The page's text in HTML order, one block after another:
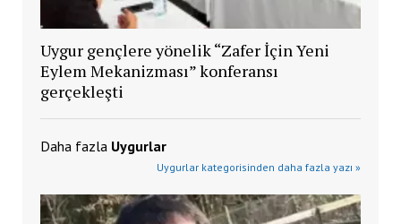
Uygur gençlere yönelik “Zafer İçin Yeni
Eylem Mekanizması” konferansı
gerçekleşti
Daha fazla Uygurlar
Uygurlar kategorisinden daha fazla yazı »